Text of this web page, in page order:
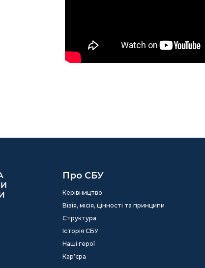
Про СБУ
Керівництво
Візія, місія, цінності та принципи
Структура
Історія СБУ
Наші герої
Кар’єра